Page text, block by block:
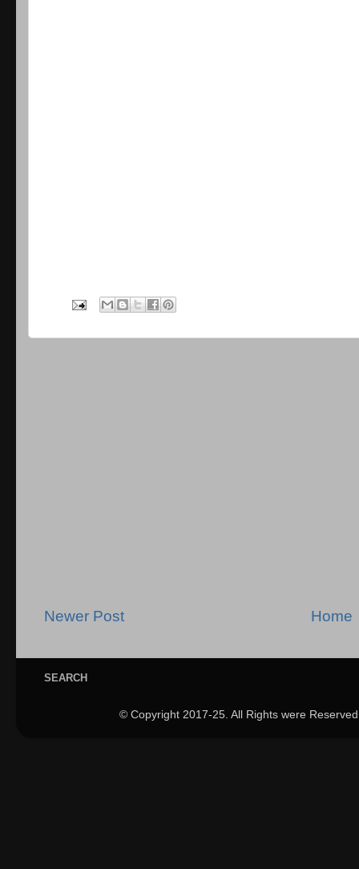
Newer Post Home
SEARCH
© Copyright 2017-25. All Rights were